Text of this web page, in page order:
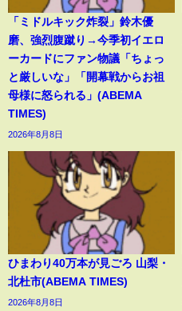
「ミドルキック炸裂」鈴木優
磨、強烈腹蹴り→今季初イエロ
ーカードにファン物議「ちょっ
と厳しいな」「開幕戦からお祖
母様に怒られる」(ABEMA
TIMES)
2026年8月8日
ひまわり40万本が見ごろ 山梨・
北杜市(ABEMA TIMES)
2026年8月8日